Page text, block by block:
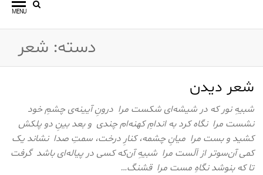
MENU
دسته: شعر
شعر دیدن
شبیهِ نور که در شیشه‌ای شکست مرا درونِ آیینه‌ی چشمِ خود
نشست مرا نگاه کرد به اندامِ کهنه‌ام چندی و بعد بینِ دو پلکش
کشید و بست مرا میانِ چشمه، کنارِ درخت، سمتِ صدا نشاند یک
کمی آن‌سوتر از اَلَست مرا شبیهِ آن‌که کسی در پیاله‌ای باشد گرفت
تا که بنوشد نگاهِ مست مرا قشنگ…